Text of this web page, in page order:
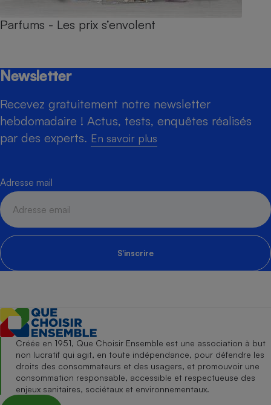
Parfums - Les prix s’envolent
Newsletter
Recevez gratuitement notre newsletter
hebdomadaire ! Actus, tests, enquêtes réalisés
par des experts. En savoir plus
Adresse mail
S'inscrire
Créée en 1951, Que Choisir Ensemble est une association à but
non lucratif qui agit, en toute indépendance, pour défendre les
droits des consommateurs et des usagers, et promouvoir une
consommation responsable, accessible et respectueuse des
enjeux sanitaires, sociétaux et environnementaux.